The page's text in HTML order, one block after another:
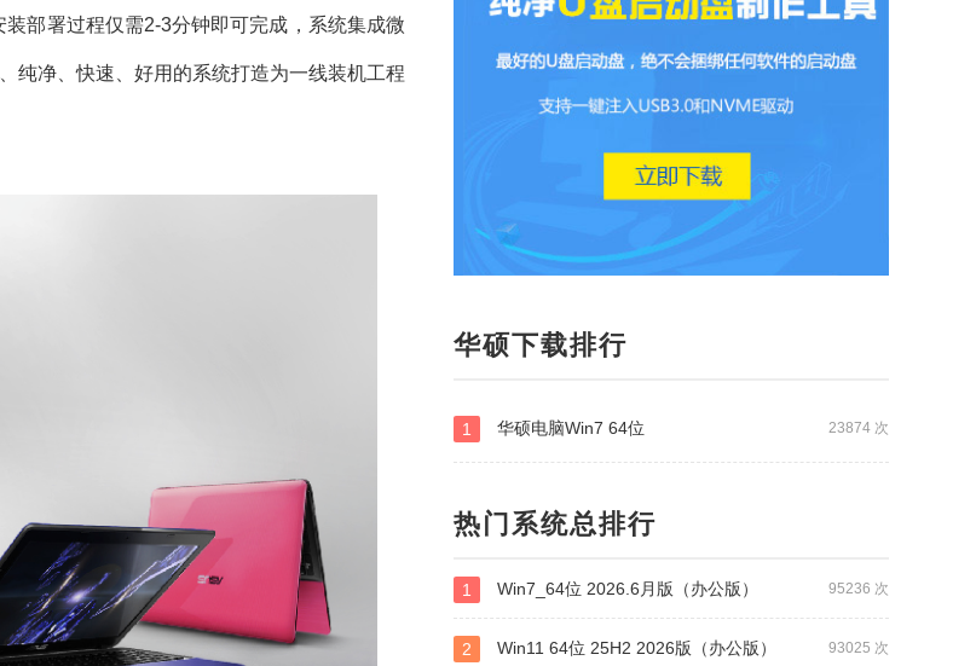
部署过程仅需2-3分钟即可完成，系统集成微
纯净、快速、好用的系统打造为一线装机工程
华硕下载排行
23874 次
1 华硕电脑Win7 64位
热门系统总排行
95236 次
1 Win7_64位 2026.6月版（办公版）
93025 次
2 Win11 64位 25H2 2026版（办公版）